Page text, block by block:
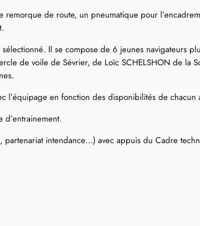
de route, un pneumatique pour
Il se compose de 6 jeunes navigateurs
de voile de Sévrier, de Loïc SCHELSHON de la
l’équipage en fonction des disponibilités de
intendance…) avec appuis du Cadre